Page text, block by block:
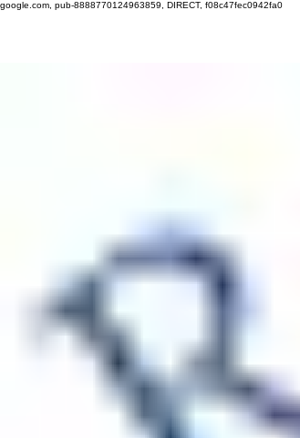
google.com, pub-8888770124963859, DIRECT, f08c47fec0942fa0